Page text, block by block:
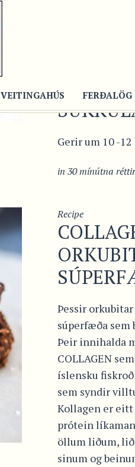
VEITINGAHÚS FERÐALÖG
Gerir um 10 -
in 30 mínútna réttir
Recipe
Þessir
súperfæða sem
Þeir innihalda
COLLAGEN
íslensku
sem syndir
Kollagen er eitt
prótein
öllum liðum,
sinum og